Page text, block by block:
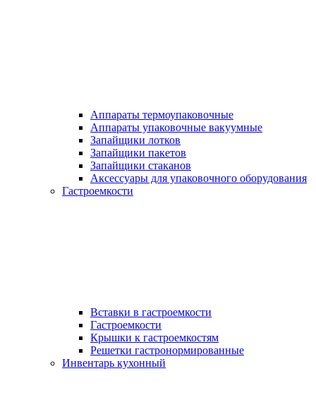
Аппараты термоупаковочные
Аппараты упаковочные вакуумные
Запайщики лотков
Запайщики пакетов
Запайщики стаканов
Аксессуары для упаковочного оборудования
Гастроемкости
Вставки в гастроемкости
Гастроемкости
Крышки к гастроемкостям
Решетки гастронормированные
Инвентарь кухонный